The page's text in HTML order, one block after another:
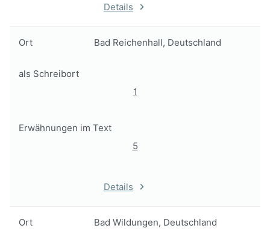
Details
Ort Bad Reichenhall, Deutschland
als Schreibort
1
Erwähnungen im Text
5
Details
Ort Bad Wildungen, Deutschland